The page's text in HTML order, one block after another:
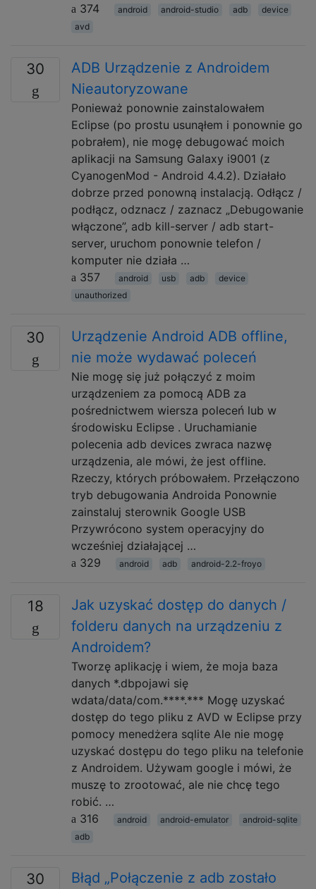
374
android android-studio adb
device
avd
30
ADB Urządzenie z Androidem
Nieautoryzowane
Ponieważ ponownie zainstalowałem
Eclipse (po prostu usunąłem i ponownie go
pobrałem), nie mogę debugować moich
aplikacji na Samsung Galaxy i9001 (z
CyanogenMod - Android 4.4.2). Działało
dobrze przed ponowną instalacją. Odłącz /
podłącz, odznacz / zaznacz „Debugowanie
włączone”, adb kill-server / adb start-
server, uruchom ponownie telefon /
komputer nie działa …
357
android usb adb
device
unauthorized
30
Urządzenie Android ADB offline,
nie może wydawać poleceń
Nie mogę się już połączyć z moim
urządzeniem za pomocą ADB za
pośrednictwem wiersza poleceń lub w
środowisku Eclipse . Uruchamianie
polecenia adb devices zwraca nazwę
urządzenia, ale mówi, że jest offline.
Rzeczy, których próbowałem. Przełączono
tryb debugowania Androida Ponownie
zainstaluj sterownik Google USB
Przywrócono system operacyjny do
wcześniej działającej …
329
android adb android-2.2-froyo
18
Jak uzyskać dostęp do danych /
folderu danych na urządzeniu z
Androidem?
Tworzę aplikację i wiem, że moja baza
danych *.dbpojawi się
wdata/data/com.****.*** Mogę uzyskać
dostęp do tego pliku z AVD w Eclipse przy
pomocy menedżera sqlite Ale nie mogę
uzyskać dostępu do tego pliku na telefonie
z Androidem. Używam google i mówi, że
muszę to zrootować, ale nie chcę tego
robić. …
316
android android-emulator
android-sqlite
adb
30 Błąd „Połączenie z adb zostało